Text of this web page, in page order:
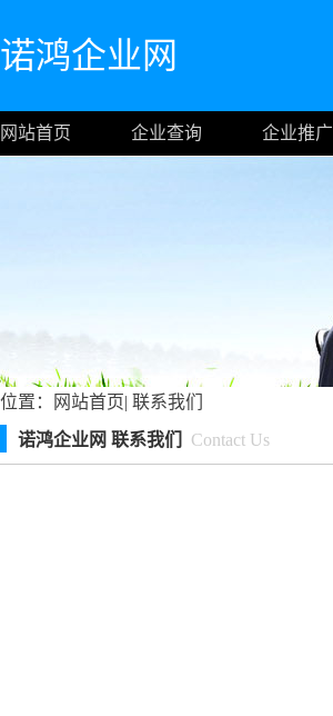
诺鸿企业网
网站首页 企业查询 企业推广
位置： 网站首页| 联系我们
诺鸿企业网 联系我们
Contact Us